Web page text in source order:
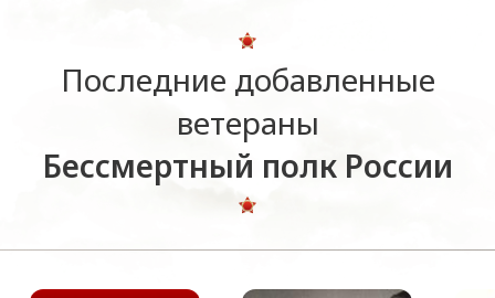
Последние добавленные
ветераны
Бессмертный полк России